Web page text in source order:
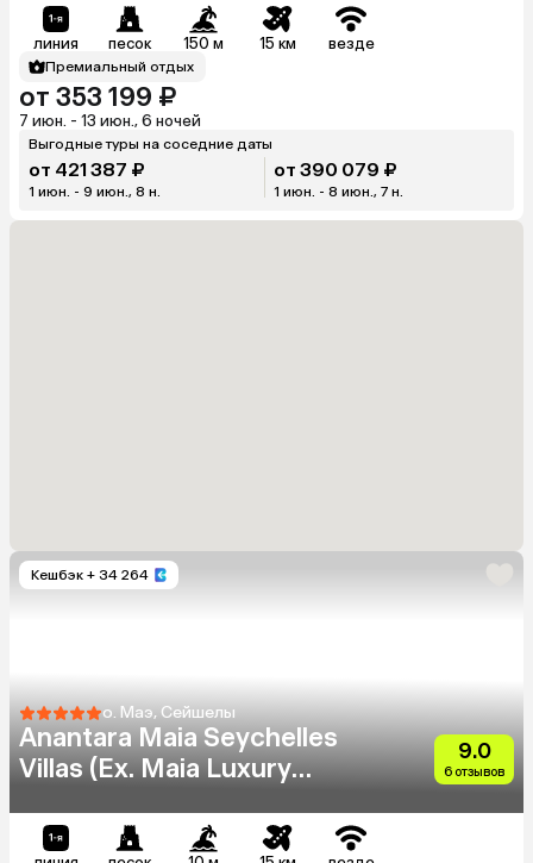
линия песок 150 м 15 км везде
Премиальный отдых
от 353 199 ₽
7 июн. - 13 июн., 6 ночей
Выгодные туры на соседние даты
от 421 387 ₽
1 июн. - 9 июн., 8 н.
от 390 079 ₽
1 июн. - 8 июн., 7 н.
Кешбэк + 34 264
о. Маэ, Сейшелы
Anantara Maia Seychelles
Villas (Ex. Maia Luxury
9.0
6 отзывов